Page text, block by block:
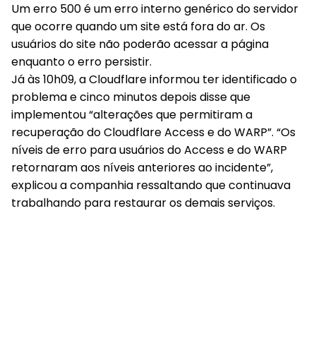
Um erro 500 é um erro interno genérico do servidor
que ocorre quando um site está fora do ar. Os
usuários do site não poderão acessar a página
enquanto o erro persistir.
Já às 10h09, a Cloudflare informou ter identificado o
problema e cinco minutos depois disse que
implementou “alterações que permitiram a
recuperação do Cloudflare Access e do WARP”. “Os
níveis de erro para usuários do Access e do WARP
retornaram aos níveis anteriores ao incidente”,
explicou a companhia ressaltando que continuava
trabalhando para restaurar os demais serviços.